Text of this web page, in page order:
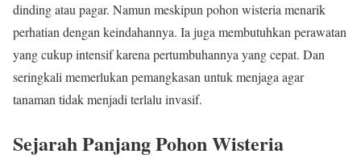
dinding atau pagar. Namun meskipun pohon wisteria menarik
perhatian dengan keindahannya. Ia juga membutuhkan perawatan
yang cukup intensif karena pertumbuhannya yang cepat. Dan
seringkali memerlukan pemangkasan untuk menjaga agar
tanaman tidak menjadi terlalu invasif.
Sejarah Panjang Pohon Wisteria